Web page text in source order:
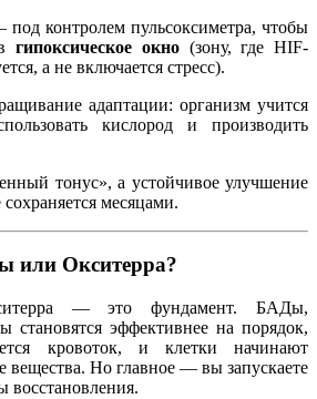
контролем пульсоксиметра, чтобы
вгипоксическое окно(зону, где HIF-
а не включается стресс).
адаптации: организм учится
кислород и производить
тонус», а устойчивое улучшение
месяцами.
или Окситерра?
— это фундамент. БАДы,
становятся эффективнее на порядок,
кровоток, и клетки начинают
вещества. Но главное — вы запускаете
восстановления.